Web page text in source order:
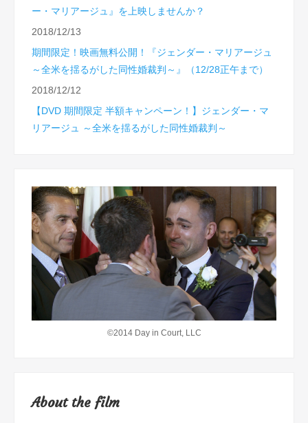
ー・マリアージュ』を上映しませんか？
2018/12/13
期間限定！映画無料公開！『ジェンダー・マリアージュ
～全米を揺るがした同性婚裁判～』（12/28正午まで）
2018/12/12
【DVD 期間限定 半額キャンペーン！】ジェンダー・マ
リアージュ ～全米を揺るがした同性婚裁判～
©2014 Day in Court, LLC
About the film